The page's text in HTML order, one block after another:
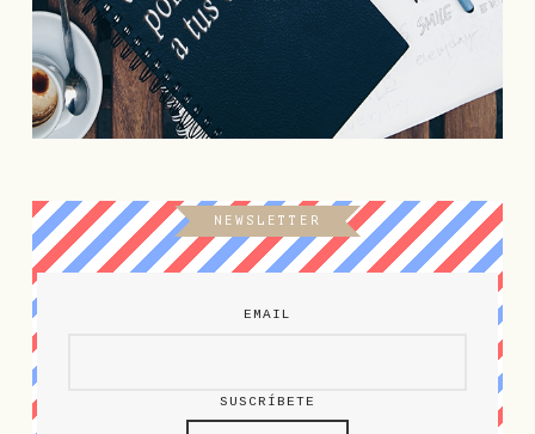
NEWSLETTER
EMAIL
SUSCRÍBETE